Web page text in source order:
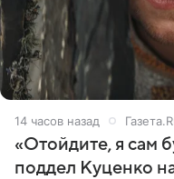
14 часов назад
«Отойдите, я сам
поддел Куценко